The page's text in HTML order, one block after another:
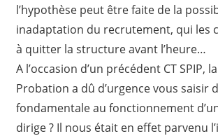
l’hypothèse peut être faite de la
inadaptation du recrutement, qui les
à quitter la structure avant l’heure…
A l’occasion d’un précédent CT SPIP,
Probation a dû d’urgence vous saisir
fondamentale au fonctionnement
dirige ? Il nous était en effet parvenu